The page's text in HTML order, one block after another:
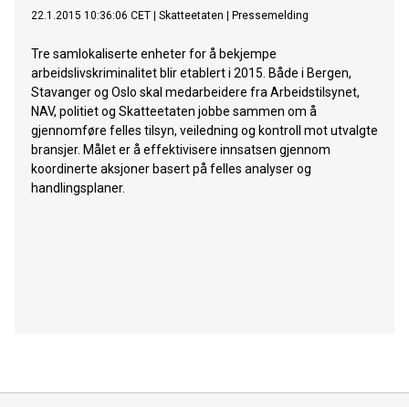
22.1.2015 10:36:06 CET Skatteetaten Pressemelding
Tre samlokaliserte enheter for å bekjempe
arbeidslivskriminalitet blir etablert i 2015. Både i Bergen,
Stavanger og Oslo skal medarbeidere fra Arbeidstilsynet,
NAV, politiet og Skatteetaten jobbe sammen om å
gjennomføre felles tilsyn, veiledning og kontroll mot utvalgte
bransjer. Målet er å effektivisere innsatsen gjennom
koordinerte aksjoner basert på felles analyser og
handlingsplaner.